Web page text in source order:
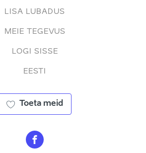
LISA LUBADUS
MEIE TEGEVUS
LOGI SISSE
EESTI
Toeta meid